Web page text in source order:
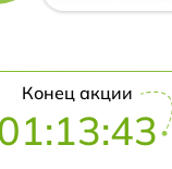
Конец акции